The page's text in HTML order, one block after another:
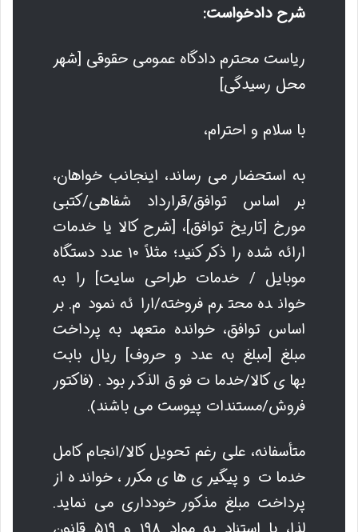
شرح دادخواست:
ریاست محترم دادگاه عمومی حقوقی [شهر
محل رسیدگی]
با سلام و احترام،
به استحضار می رساند، اینجانب خواهان،
بر اساس توافق/قرارداد شفاهی/کتبی
مورخ [تاریخ توافق]، [شرح کالا یا خدمات
ارائه شده را ذکر کنید؛ مثلاً ۱۰ عدد دستگاه
موبایل / خدمات طراحی سایت] را به
خوانده محترم فروخته/ارائه نمودم. بر
اساس توافق، خوانده متعهد به پرداخت
مبلغ [مبلغ به عدد و حروف] ریال بابت
بهای کالا/خدمات فوق الذکر بود. (فاکتور
فروش/مستندات پیوست می باشند).
متأسفانه، علی رغم تحویل کالا/انجام کامل
خدمات و پیگیری های مکرر، خوانده از
پرداخت مبلغ مذکور خودداری می نماید.